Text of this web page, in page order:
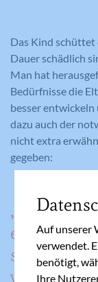
Das Kind schüttet
Dauer schädlich
Man hat
Bedürfnisse die
besser
dazu auch der
nicht extra
gegeben:
„Wenn’s
schreien,
von selber
Auf unserer
verwendet.
benötigt,
Ihre